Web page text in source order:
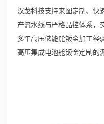
汉龙科技支持来图定制、快
产流水线与严格品控体系，
多年高压储能舱钣金加工经
高压集成电池舱钣金定制的